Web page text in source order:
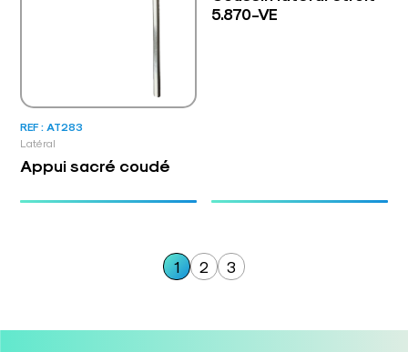
Latéral
REF : AT283
Appui sacré coudé
5.870-VE
1 2 3